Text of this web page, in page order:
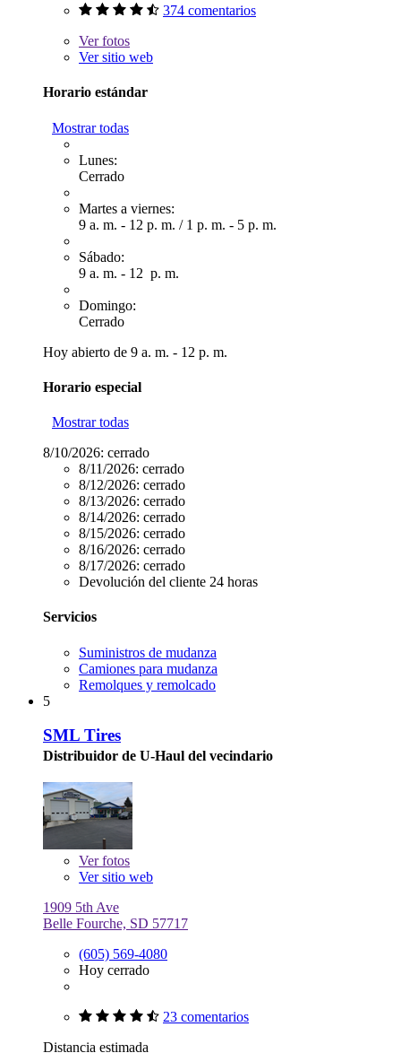
374 comentarios
Verfotos
Ver sitio web
Horario estándar
Mostrar todas
Lunes:
Cerrado
Martes a viernes:
9 a. m. - 12 p. m. / 1 p. m. - 5 p. m.
Sábado:
9 a. m. - 12 p. m.
Domingo:
Cerrado
Hoy abierto de 9 a. m. - 12 p. m.
Horario especial
Mostrar todas
8/10/2026: cerrado
8/11/2026: cerrado
8/12/2026: cerrado
8/13/2026: cerrado
8/14/2026: cerrado
8/15/2026: cerrado
8/16/2026: cerrado
8/17/2026: cerrado
Devolución del cliente 24 horas
Servicios
Suministros de mudanza
Camiones para mudanza
Remolques y remolcado
5
SML Tires
Distribuidor de U-Haul del vecindario
Verfotos
Ver sitio web
1909 5th Ave
Belle Fourche, SD 57717
(605) 569-4080
Hoy cerrado
23 comentarios
Distancia estimada